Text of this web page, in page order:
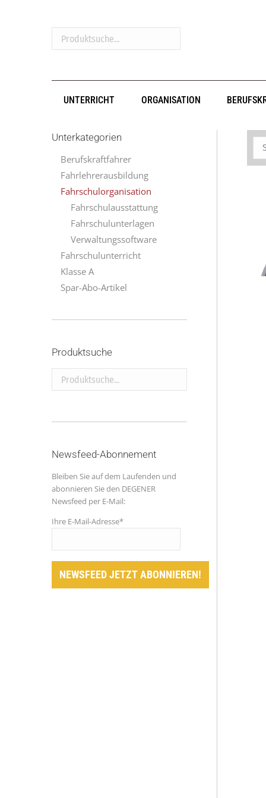
Produktsuche...
UNTERRICHT ORGANISATION
Unterkategorien
Berufskraftfahrer
Fahrlehrerausbildung
Fahrschulorganisation
Fahrschulausstattung
Fahrschulunterlagen
Verwaltungssoftware
Fahrschulunterricht
Klasse A
Spar-Abo-Artikel
Produktsuche
Produktsuche...
Newsfeed-Abonnement
Bleiben Sie auf dem Laufenden und
abonnieren Sie den DEGENER
Newsfeed per E-Mail:
Ihre E-Mail-Adresse*